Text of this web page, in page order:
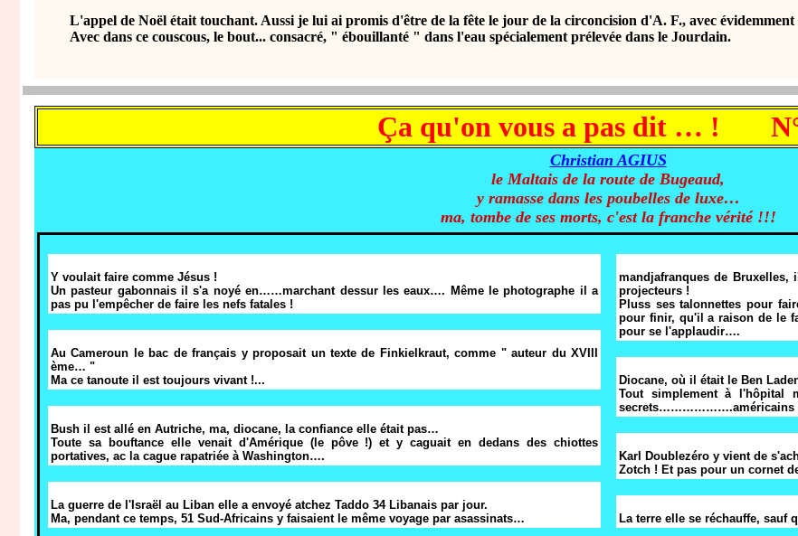
L'appel de Noël était touchant. Aussi je lui ai promis d'être de la fête le jour de la circoncision d'A. F., avec évidemment
Avec dans ce couscous, le bout... consacré, " ébouillanté " dans l'eau spécialement prélevée dans le Jourdain.
Ça qu'on vous a pas dit … !
Christian AGIUS
le Maltais de la route de Bugeaud,
y ramasse dans les poubelles de luxe…
ma, tombe de ses morts, c'est la franche vérité !!!
Y voulait faire comme Jésus !
Un pasteur gabonnais il s'a noyé en……marchant dessur les eaux…. Même le photographe il a
pas pu l'empêcher de faire les nefs fatales !
Au Cameroun le bac de français y proposait un texte de Finkielkraut, comme " auteur du XVIII
ème… "
Ma ce tanoute il est toujours vivant !...
Bush il est allé en Autriche, ma, diocane, la confiance elle était pas…
Toute sa bouftance elle venait d'Amérique (le pôve !) et y caguait en dedans des chiottes
portatives, ac la cague rapatriée à Washington….
La guerre de l'Israël au Liban elle a envoyé atchez Taddo 34 Libanais par jour.
Ma, pendant ce temps, 51 Sud-Africains y faisaient le même voyage par asassinats…
mandjafranques de
projecteurs !
Pluss ses talonnettes pour
pour finir, qu'il a raison de le
pour se l'applaudir….
Diocane, où il était le Ben
Tout simplement à l'hôpital
secrets……………….américains
Karl Doublezéro y vient de
Zotch ! Et pas pour un cornet
La terre elle se réchauffe,